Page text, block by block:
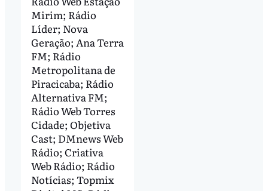
Mirim; Rádio
Líder; Nova
Geração; Ana Terra
FM; Rádio
Metropolitana de
Piracicaba; Rádio
Alternativa FM;
Rádio Web Torres
Cidade; Objetiva
Cast; DMnews Web
Rádio; Criativa
Web Rádio; Rádio
Notícias; Topmix